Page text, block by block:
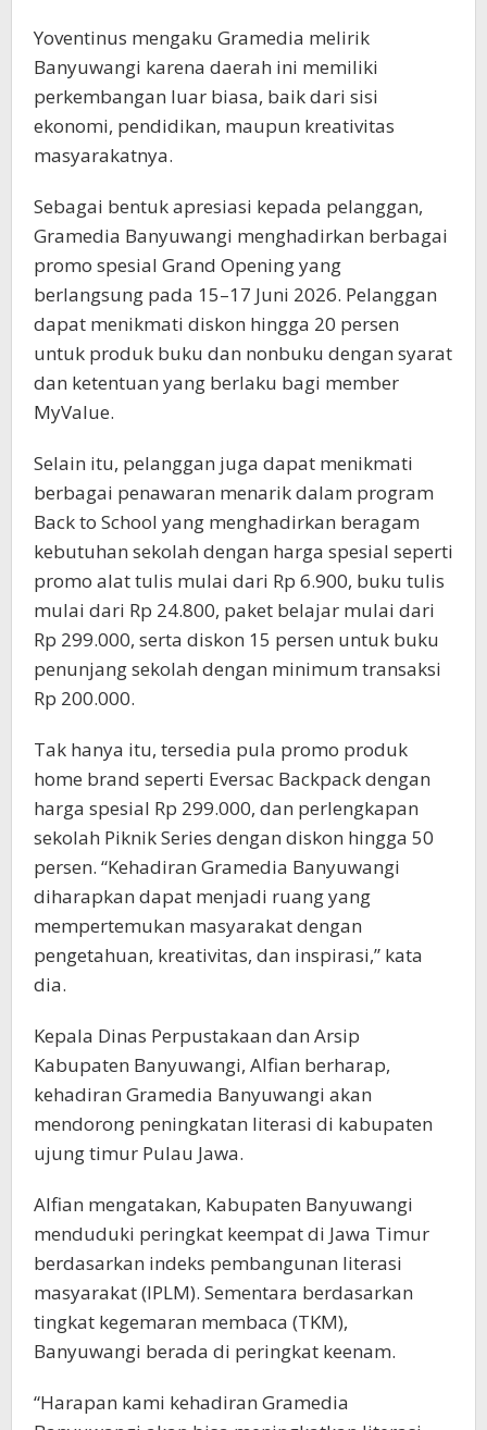
Yoventinus mengaku Gramedia melirik
Banyuwangi karena daerah ini memiliki
perkembangan luar biasa, baik dari sisi
ekonomi, pendidikan, maupun kreativitas
masyarakatnya.
Sebagai bentuk apresiasi kepada pelanggan,
Gramedia Banyuwangi menghadirkan berbagai
promo spesial Grand Opening yang
berlangsung pada 15–17 Juni 2026. Pelanggan
dapat menikmati diskon hingga 20 persen
untuk produk buku dan nonbuku dengan syarat
dan ketentuan yang berlaku bagi member
MyValue.
Selain itu, pelanggan juga dapat menikmati
berbagai penawaran menarik dalam program
Back to School yang menghadirkan beragam
kebutuhan sekolah dengan harga spesial seperti
promo alat tulis mulai dari Rp 6.900, buku tulis
mulai dari Rp 24.800, paket belajar mulai dari
Rp 299.000, serta diskon 15 persen untuk buku
penunjang sekolah dengan minimum transaksi
Rp 200.000.
Tak hanya itu, tersedia pula promo produk
home brand seperti Eversac Backpack dengan
harga spesial Rp 299.000, dan perlengkapan
sekolah Piknik Series dengan diskon hingga 50
persen. “Kehadiran Gramedia Banyuwangi
diharapkan dapat menjadi ruang yang
mempertemukan masyarakat dengan
pengetahuan, kreativitas, dan inspirasi,” kata
dia.
Kepala Dinas Perpustakaan dan Arsip
Kabupaten Banyuwangi, Alfian berharap,
kehadiran Gramedia Banyuwangi akan
mendorong peningkatan literasi di kabupaten
ujung timur Pulau Jawa.
Alfian mengatakan, Kabupaten Banyuwangi
menduduki peringkat keempat di Jawa Timur
berdasarkan indeks pembangunan literasi
masyarakat (IPLM). Sementara berdasarkan
tingkat kegemaran membaca (TKM),
Banyuwangi berada di peringkat keenam.
“Harapan kami kehadiran Gramedia